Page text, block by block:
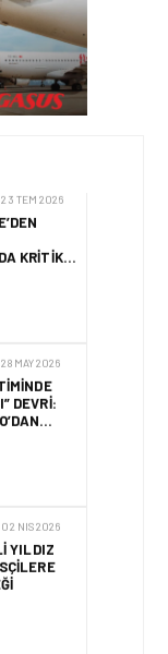
23 TEM 2026
KRITIK
DEVRI:
YILDIZ
VE